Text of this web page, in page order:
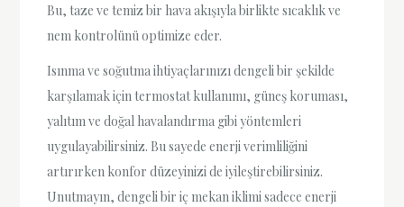
Bu, taze ve temiz bir hava akışıyla birlikte sıcaklık ve
nem kontrolünü optimize eder.
Isınma ve soğutma ihtiyaçlarınızı dengeli bir şekilde
karşılamak için termostat kullanımı, güneş koruması,
yalıtım ve doğal havalandırma gibi yöntemleri
uygulayabilirsiniz. Bu sayede enerji verimliliğini
artırırken konfor düzeyinizi de iyileştirebilirsiniz.
Unutmayın, dengeli bir iç mekan iklimi sadece enerji